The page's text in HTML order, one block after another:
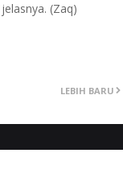
(Zaq)
LEBIH BARU